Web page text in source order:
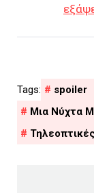
spoiler
Μια Νύχτα